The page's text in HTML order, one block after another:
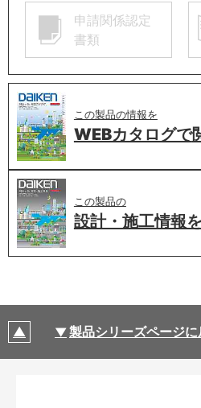
申請関係認定
書類
この製品の情報を
WEBカタログで
この製品の
設計・施工情報を
製品シリーズページに